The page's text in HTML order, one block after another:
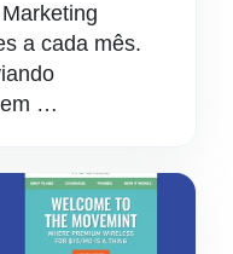
a cada mês.
em …